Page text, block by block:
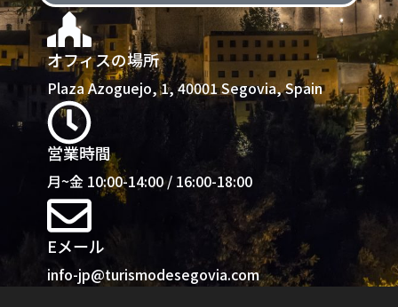
オフィスの場所
Plaza Azoguejo, 1, 40001 Segovia, Spain
営業時間
月~金 10:00-14:00 / 16:00-18:00
Eメール
info-jp@turismodesegovia.com